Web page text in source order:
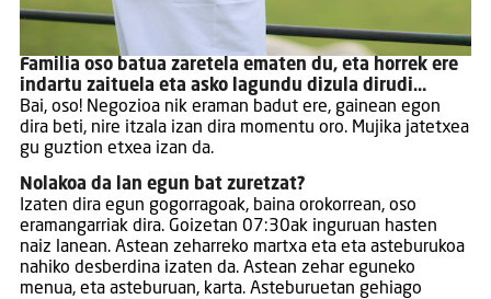
Familia oso batua zaretela ematen du, eta horrek ere
indartu zaituela eta asko lagundu dizula dirudi…
Bai, oso! Negozioa nik eraman badut ere, gainean egon
dira beti, nire itzala izan dira momentu oro. Mujika jatetxea
gu guztion etxea izan da.
Nolakoa da lan egun bat zuretzat?
Izaten dira egun gogorragoak, baina orokorrean, oso
eramangarriak dira. Goizetan 07:30ak inguruan hasten
naiz lanean. Astean zeharreko martxa eta eta asteburukoa
nahiko desberdina izaten da. Astean zehar eguneko
menua, eta asteburuan, karta. Asteburuetan gehiago